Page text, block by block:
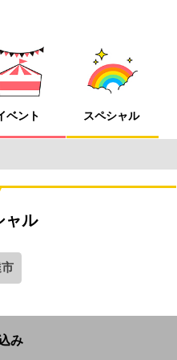
ベント スペシャル
ャル
み